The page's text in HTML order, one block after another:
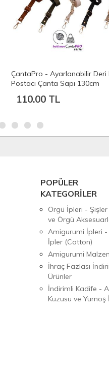
ÇantaPro - Deri Böceli Kalp
Masif Bambu Çanta Sapı Çifti
450.00 TL
POPÜLER
KATEGORİLER
Örgü İpleri - Şişler
ve Örgü
Amigurumi İpleri -
İpler (Cotton)
Amigurumi
İhraç Fazlası
Ürünler
İndirimli Kadife -
Kuzusu ve Yumoş